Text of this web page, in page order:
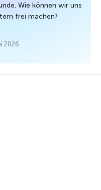
Wie können wir uns
frei machen?
2026